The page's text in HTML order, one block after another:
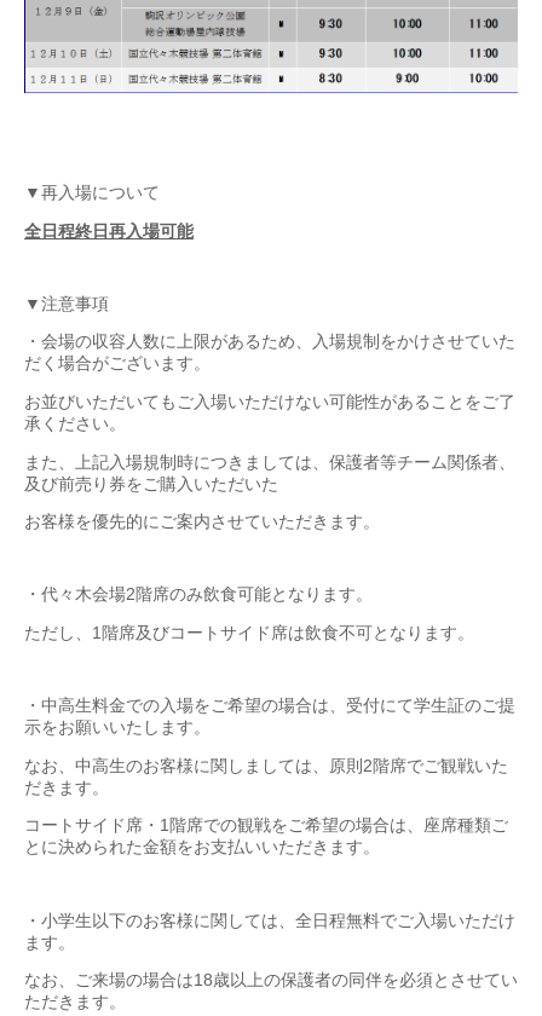
▼再入場について
全日程終日再入場可能
▼注意事項
・会場の収容人数に上限があるため、入場規制をかけさせていた
だく場合がございます。
お並びいただいてもご入場いただけない可能性があることをご了
承ください。
また、上記入場規制時につきましては、保護者等チーム関係者、
及び前売り券をご購入いただいた
お客様を優先的にご案内させていただきます。
・代々木会場2階席のみ飲食可能となります。
ただし、1階席及びコートサイド席は飲食不可となります。
・中高生料金での入場をご希望の場合は、受付にて学生証のご提
示をお願いいたします。
なお、中高生のお客様に関しましては、原則2階席でご観戦いた
だきます。
コートサイド席・1階席での観戦をご希望の場合は、座席種類ご
とに決められた金額をお支払いいただきます。
・小学生以下のお客様に関しては、全日程無料でご入場いただけ
ます。
なお、ご来場の場合は18歳以上の保護者の同伴を必須とさせてい
ただきます。